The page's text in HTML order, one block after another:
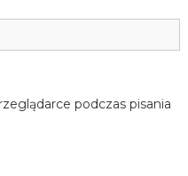
podczas pisania